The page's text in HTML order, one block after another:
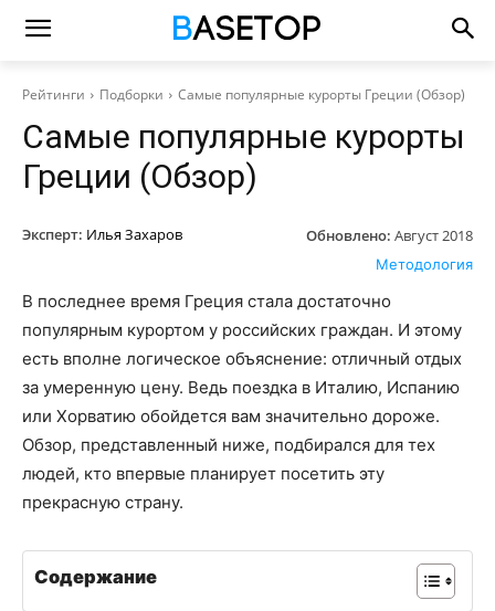
Рейтинги Подборки Самые популярные курорты Греции (Обзор)
Самые популярные курорты
Греции (Обзор)
Эксперт: Илья Захаров Обновлено: Август 2018
Методология
В последнее время Греция стала достаточно
популярным курортом у российских граждан. И этому
есть вполне логическое объяснение: отличный отдых
за умеренную цену. Ведь поездка в Италию, Испанию
или Хорватию обойдется вам значительно дороже.
Обзор, представленный ниже, подбирался для тех
людей, кто впервые планирует посетить эту
прекрасную страну.
Содержание